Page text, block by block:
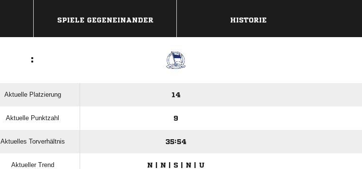
SPIELE GEGENEINANDER HISTORIE
:
Aktuelle Platzierung 14
Aktuelle Punktzahl 9
Aktuelles Torverhältnis 35:54
Aktueller Trend N | N | S | N | U